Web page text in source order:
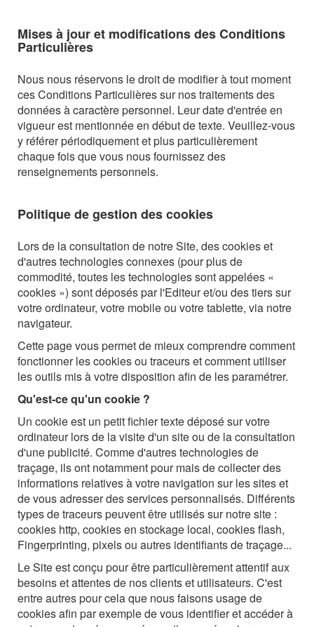
Mises à jour et modifications des Conditions
Particulières
Nous nous réservons le droit de modifier à tout moment
ces Conditions Particulières sur nos traitements des
données à caractère personnel. Leur date d'entrée en
vigueur est mentionnée en début de texte. Veuillez-vous
y référer périodiquement et plus particulièrement
chaque fois que vous nous fournissez des
renseignements personnels.
Politique de gestion des cookies
Lors de la consultation de notre Site, des cookies et
d'autres technologies connexes (pour plus de
commodité, toutes les technologies sont appelées «
cookies ») sont déposés par l'Editeur et/ou des tiers sur
votre ordinateur, votre mobile ou votre tablette, via notre
navigateur.
Cette page vous permet de mieux comprendre comment
fonctionner les cookies ou traceurs et comment utiliser
les outils mis à votre disposition afin de les paramétrer.
Qu'est-ce qu'un cookie ?
Un cookie est un petit fichier texte déposé sur votre
ordinateur lors de la visite d'un site ou de la consultation
d'une publicité. Comme d'autres technologies de
traçage, ils ont notamment pour mais de collecter des
informations relatives à votre navigation sur les sites et
de vous adresser des services personnalisés. Différents
types de traceurs peuvent être utilisés sur notre site :
cookies http, cookies en stockage local, cookies flash,
Fingerprinting, pixels ou autres identifiants de traçage...
Le Site est conçu pour être particulièrement attentif aux
besoins et attentes de nos clients et utilisateurs. C'est
entre autres pour cela que nous faisons usage de
cookies afin par exemple de vous identifier et accéder à